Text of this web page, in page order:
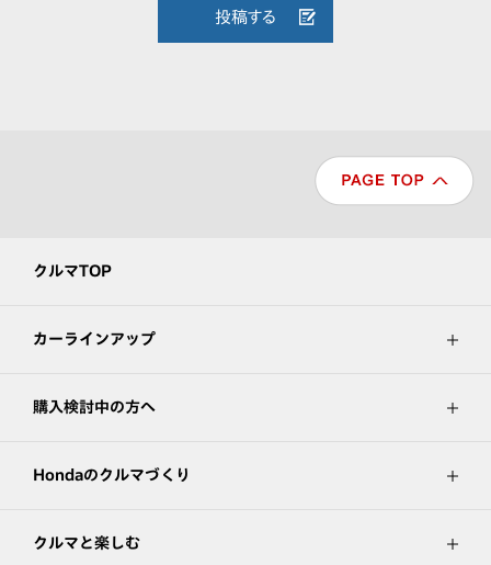
投稿する
クルマTOP
カーラインアップ
購入検討中の方へ
Hondaのクルマづくり
クルマと楽しむ